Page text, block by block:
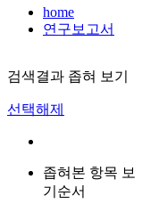
home
연구보고서
검색결과 좁혀 보기
선택해제
좁혀본 항목 보
기순서